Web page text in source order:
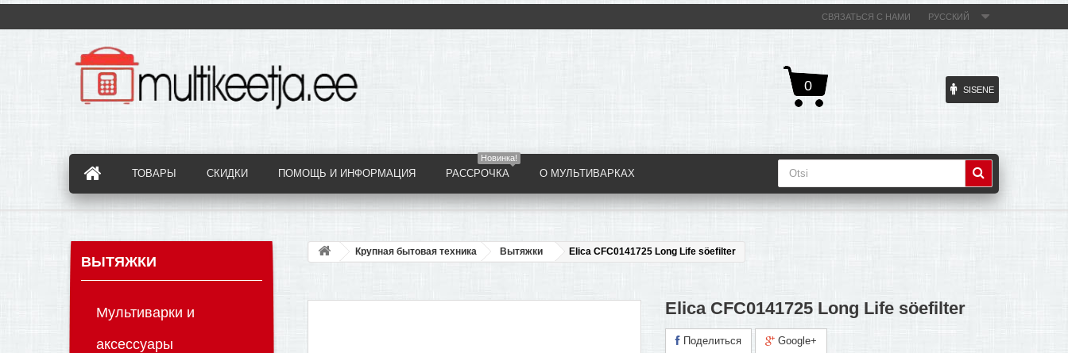
РУССКИЙ
СВЯЗАТЬСЯ С НАМИ
0 SISENE
ТОВАРЫ СКИДКИ ПОМОЩЬ И ИНФОРМАЦИЯ
Новинка!
РАССРОЧКА О МУЛЬТИВАРКАХ
ВЫТЯЖКИ
Мультиварки и
аксессуары
Крупная бытовая техника Вытяжки Elica CFC0141725 Long Life söefilter
Elica CFC0141725 Long Life söefilter
Поделиться Google+